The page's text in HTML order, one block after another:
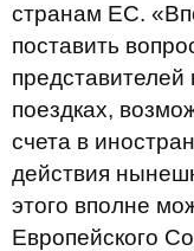
странам ЕС.
поставить
поездках,
счета в
действия
этого вполне
Европейского